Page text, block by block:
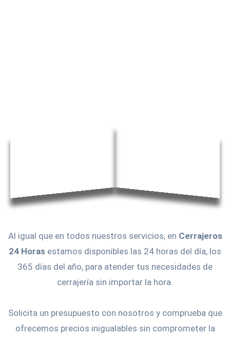
Al igual que en todos nuestros servicios, en Cerrajeros
24 Horas estamos disponibles las 24 horas del día, los
365 días del año, para atender tus necesidades de
cerrajería sin importar la hora.
Solicita un presupuesto con nosotros y comprueba que
ofrecemos precios inigualables sin comprometer la